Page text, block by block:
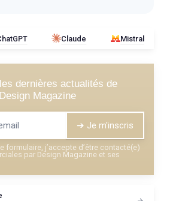
Claude Mistral
dernières actualités de
Design Magazine
➔ Je m'inscris
formulaire, j’accepte d’être contacté(e)
par Design Magazine et ses